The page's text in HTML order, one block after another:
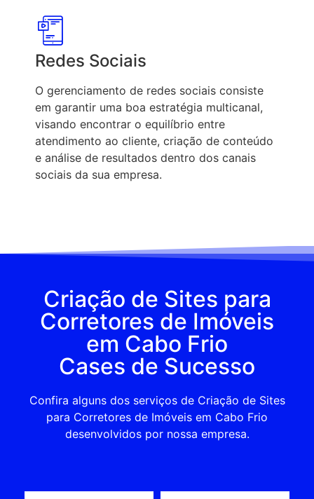
Redes Sociais
O gerenciamento de redes sociais consiste
em garantir uma boa estratégia multicanal,
visando encontrar o equilíbrio entre
atendimento ao cliente, criação de conteúdo
e análise de resultados dentro dos canais
sociais da sua empresa.
Criação de Sites para
Corretores de Imóveis
em Cabo Frio
Cases de Sucesso
Confira alguns dos serviços de Criação de Sites
para Corretores de Imóveis em Cabo Frio
desenvolvidos por nossa empresa.